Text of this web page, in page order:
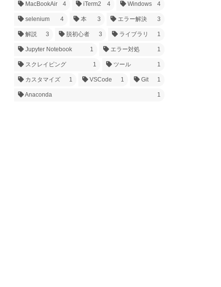
MacBookAir 4 iTerm2 4 Windows 4
selenium 4 本 3 エラー解決 3
解説 3 脱初心者 3 ライブラリ 1
Jupyter Notebook 1 エラー対処 1
スクレイピング 1 ツール 1
カスタマイズ 1 VSCode 1 Git 1
Anaconda 1